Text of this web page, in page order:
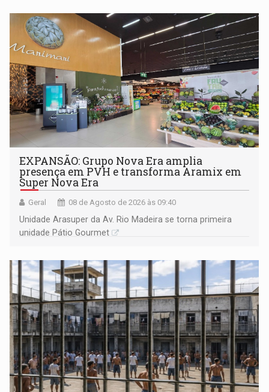
EXPANSÃO: Grupo Nova Era amplia
presença em PVH e transforma Aramix em
Super Nova Era
Geral 08 de Agosto de 2026 às 09:40
Unidade Arasuper da Av. Rio Madeira se torna primeira
unidade Pátio Gourmet